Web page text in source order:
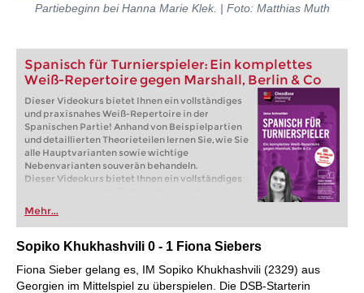
Partiebeginn bei Hanna Marie Klek. | Foto: Matthias Muth
Spanisch für Turnierspieler: Ein komplettes
Weiß-Repertoire gegen Marshall, Berlin & Co
Dieser Videokurs bietet Ihnen ein vollständiges
und praxisnahes Weiß-Repertoire in der
Spanischen Partie! Anhand von Beispielpartien
und detaillierten Theorieteilen lernen Sie, wie Sie
alle Hauptvarianten sowie wichtige
Nebenvarianten souverän behandeln.
Dieser Videokurs bietet Ihnen ein vollständiges
und detaillierten Theorieteilen lernen Sie, wie Sie
alle Hauptvarianten sowie wichtige
Nebenvarianten souverän behandeln.
Kostenloses Videobeispiel:
Kostenloses Videobeispiel:Überblick
Kostenloses Videobeispiel: Tschigorin: 9...Sa5
Mehr...
Sopiko Khukhashvili 0 - 1 Fiona Siebers
Fiona Sieber gelang es, IM Sopiko Khukhashvili (2329) aus
Georgien im Mittelspiel zu überspielen. Die DSB-Starterin